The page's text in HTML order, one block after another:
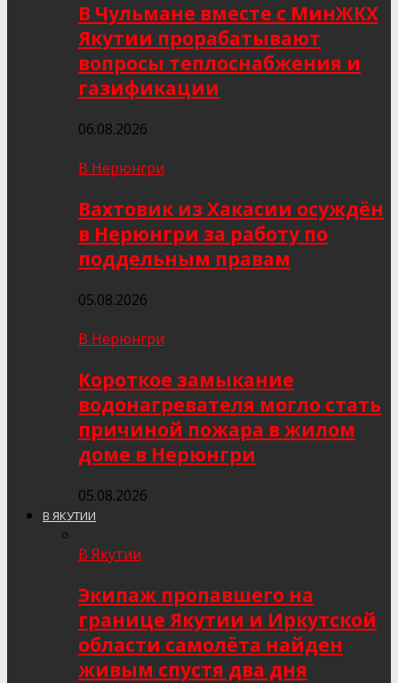
В Чульмане вместе с МинЖКХ
Якутии прорабатывают
вопросы теплоснабжения и
газификации
06.08.2026
В Нерюнгри
Вахтовик из Хакасии осуждён
в Нерюнгри за работу по
поддельным правам
05.08.2026
В Нерюнгри
Короткое замыкание
водонагревателя могло стать
причиной пожара в жилом
доме в Нерюнгри
05.08.2026
В ЯКУТИИ
В Якутии
Экипаж пропавшего на
границе Якутии и Иркутской
области самолёта найден
живым спустя два дня